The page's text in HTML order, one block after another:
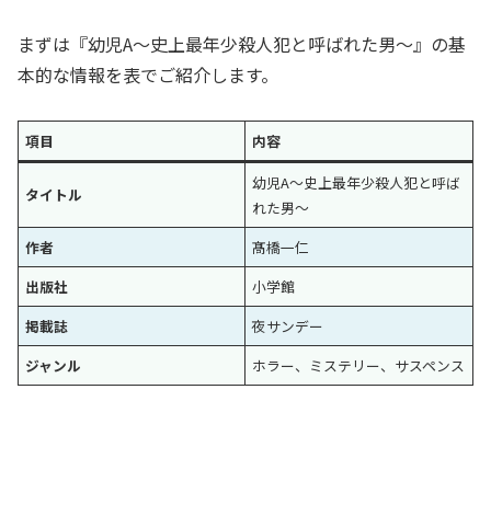
まずは『幼児A～史上最年少殺人犯と呼ばれた男～』の基
本的な情報を表でご紹介します。
項目 内容
タイトル
幼児A～史上最年少殺人犯と呼ば
れた男～
作者
髙橋一仁
出版社
小学館
掲載誌
夜サンデー
ジャンル
ホラー、ミステリー、サスペンス